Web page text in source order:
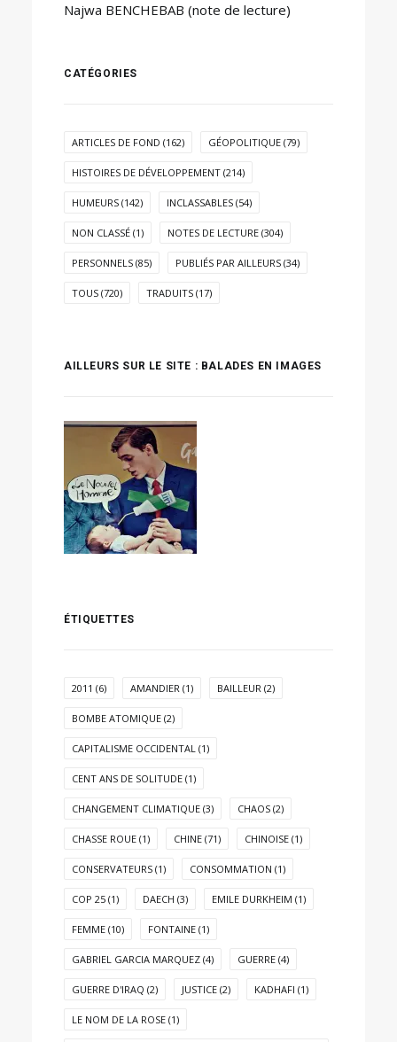
Najwa BENCHEBAB (note de lecture)
CATÉGORIES
ARTICLES DE FOND (162) GÉOPOLITIQUE (79)
HISTOIRES DE DÉVELOPPEMENT (214)
HUMEURS (142) INCLASSABLES (54)
NON CLASSÉ (1) NOTES DE LECTURE (304)
PERSONNELS (85) PUBLIÉS PAR AILLEURS (34)
TOUS (720) TRADUITS (17)
AILLEURS SUR LE SITE : BALADES EN IMAGES
ÉTIQUETTES
2011 (6) AMANDIER (1) BAILLEUR (2)
BOMBE ATOMIQUE (2)
CAPITALISME OCCIDENTAL (1)
CENT ANS DE SOLITUDE (1)
CHANGEMENT CLIMATIQUE (3) CHAOS (2)
CHASSE ROUE (1) CHINE (71) CHINOISE (1)
CONSERVATEURS (1) CONSOMMATION (1)
COP 25 (1) DAECH (3) EMILE DURKHEIM (1)
FEMME (10) FONTAINE (1)
GABRIEL GARCIA MARQUEZ (4) GUERRE (4)
GUERRE D'IRAQ (2) JUSTICE (2) KADHAFI (1)
LE NOM DE LA ROSE (1)